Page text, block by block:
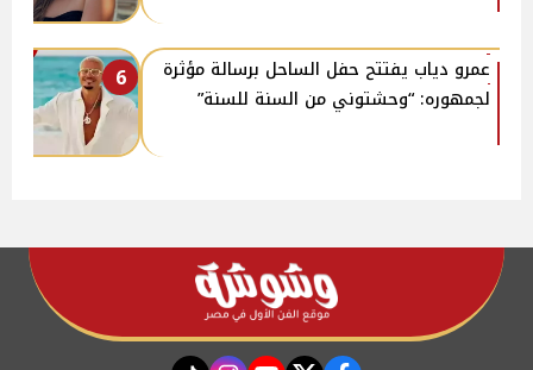
6
عمرو دياب يفتتح حفل الساحل برسالة مؤثرة
لجمهوره: “وحشتوني من السنة للسنة”